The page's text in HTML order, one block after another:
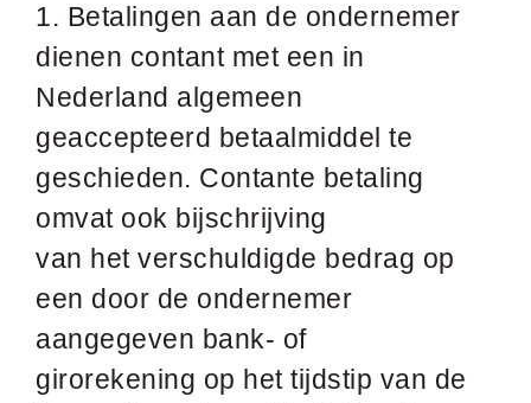
1. Betalingen aan de ondernemer
dienen contant met een in
Nederland algemeen
geaccepteerd betaalmiddel te
geschieden. Contante betaling
omvat ook bijschrijving
van het verschuldigde bedrag op
een door de ondernemer
aangegeven bank- of
girorekening op het tijdstip van de